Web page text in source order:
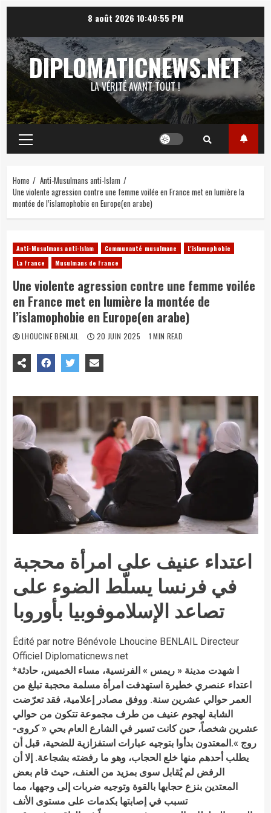
content
8 août 2026 10:40:56 PM
DIPLOMATICNEWS.NET
LA VÉRITÉ AVANT TOUT !
Primary
Menu
Home
Anti-Musulmans anti-Islam
Une violente agression contre une femme voilée en France met en lumière la
montée de l’islamophobie en Europe(en arabe)
Anti-Musulmans anti-Islam Communauté musulmane
L'islamophobie
La France
Musulmans de France
Une violente agression contre une femme voilée
en France met en lumière la montée de
l’islamophobie en Europe(en arabe)
LHOUCINE BENLAIL 20 JUIN 2025 1 MIN READ
اعتداء عنيف على امرأة محجبة
في فرنسا يسلّط الضوء على
تصاعد الإسلاموفوبيا بأوروبا
Édité par notre Bénévole Lhoucine BENLAIL Directeur
Officiel Diplomaticnews.net
*ا شهدت مدينة « ريمس » الفرنسية، مساء الخميس، حادثة
اعتداء عنصري خطيرة استهدفت امرأة مسلمة محجبة تبلغ من
العمر حوالي عشرين سنة. ووفق مصادر إعلامية، فقد تعرّضت
الشابة لهجوم عنيف من طرف مجموعة تتكون من حوالي
عشرين شخصاً، حين كانت تسير في الشارع العام بحي « كروى-
روج ».المعتدون بدأوا بتوجيه عبارات استفزازية للضحية، قبل أن
يطلب أحدهم منها خلع الحجاب، وهو ما رفضته بشجاعة. إلا أن
الرفض لم يُقابل سوى بمزيد من العنف، حيث قام بعض
المعتدين بنزع حجابها بالقوة وتوجيه ضربات إلى وجهها، مما
تسبب في إصابتها بكدمات على مستوى الأنف